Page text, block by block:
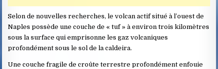
Selon de nouvelles recherches, le volcan actif situé à l’ouest de
Naples possède une couche de « tuf » à environ trois kilomètres
sous la surface qui emprisonne les gaz volcaniques
profondément sous le sol de la caldeira.
Une couche fragile de croûte terrestre profondément enfouie